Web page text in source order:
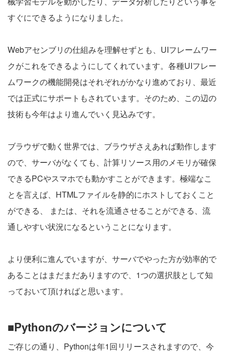
すぐにできるようになりました。
Webアセンブリの仕組みを理解せずとも、UIフレームワー
クがこれをできるようにしてくれています。各種UIフレー
ムワークの機能開発はそれぞれがかなり進めており、最近
では正式にサポートもされています。そのため、この辺の
技術も今年はより進んでいく見込みです。
ブラウザで動く世界では、ブラウザさえあれば動作します
ので、サーバがなくても、計算リソース用のメモリが確保
できるPCやスマホでも動かすことができます。極端なこ
とを言えば、HTMLファイルを静的にホストしておくこと
ができる、 または、それを流通させることができる、流
通しやすい状況になるということになります。
より便利に進んでいますが、サーバでやった方が効率的で
あることはまだまだありますので、1つの選択肢として知
っておいて頂ければと思います。
■Pythonのバージョンについて
ご存じの通り、Pythonは年1回リリースされますので、今